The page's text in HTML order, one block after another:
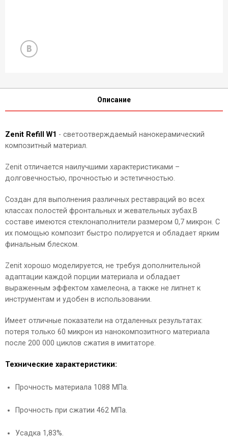
Описание
Zenit Refill W1 - cветоотверждаемый нанокерамический
композитный материал.
Zenit отличается наилучшими характеристиками –
долговечностью, прочностью и эстетичностью.
Создан для выполнения различных реставраций во всех
классах полостей фронтальных и жевательных зубах.В
составе имеются стеклонаполнители размером 0,7 микрон. С
их помощью композит быстро полируется и обладает ярким
финальным блеском.
Zenit хорошо моделируется, не требуя дополнительной
адаптации каждой порции материала и обладает
выраженным эффектом хамелеона, а также не липнет к
инструментам и удобен в использовании.
Имеет отличные показатели на отдаленных результатах:
потеря только 60 микрон из нанокомпозитного материала
после 200 000 циклов сжатия в имитаторе.
Технические характеристики:
Прочность материала 1088 МПа.
Прочность при сжатии 462 МПа.
Усадка 1,83%.